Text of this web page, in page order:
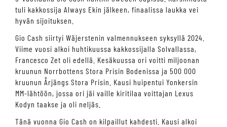
tuli kakkossija Always Ekin jälkeen, finaalissa laukka vei
hyvän sijoituksen.
Gio Cash siirtyi Wäjerstenin valmennukseen syksyllä 2024.
Viime vuosi alkoi huhtikuussa kakkossijalla Solvallassa,
Francesco Zet oli edellä. Kesäkuussa ori voitti miljoonan
kruunun Norrbottens Stora Prisin Bodenissa ja 500 000
kruunun Årjängs Stora Prisin. Kausi huipentui Yonkersin
MM-lähtöön, jossa ori jäi vaille kiritilaa voittajan Lexus
Kodyn taakse ja oli neljäs.
Tänä vuonna Gio Cash on kilpaillut kahdesti. Kausi alkoi